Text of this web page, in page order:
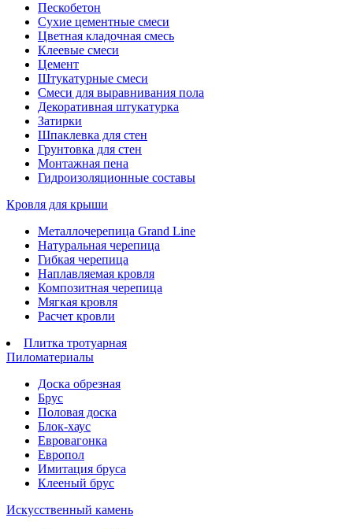
Пескобетон
Сухие цементные смеси
Цветная кладочная смесь
Клеевые смеси
Цемент
Штукатурные смеси
Смеси для выравнивания пола
Декоративная штукатурка
Затирки
Шпаклевка для стен
Грунтовка для стен
Монтажная пена
Гидроизоляционные составы
Кровля для крыши
Металлочерепица Grand Line
Натуральная черепица
Гибкая черепица
Наплавляемая кровля
Композитная черепица
Мягкая кровля
Расчет кровли
Плитка тротуарная
Пиломатериалы
Доска обрезная
Брус
Половая доска
Блок-хаус
Евровагонка
Европол
Имитация бруса
Клееный брус
Искусственный камень